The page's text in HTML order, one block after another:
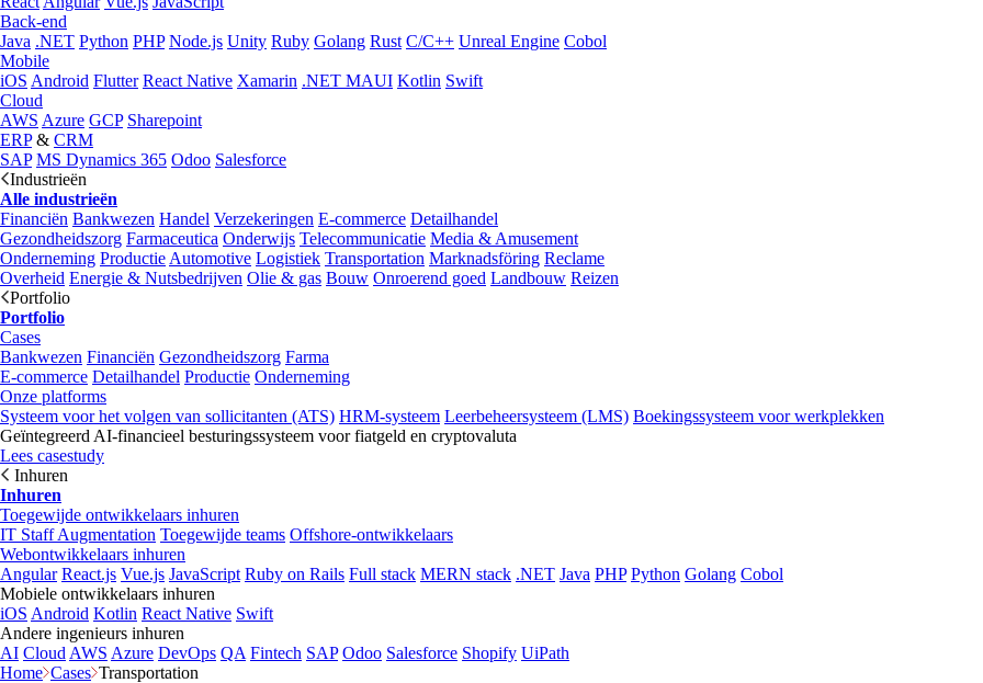
Back-end
Java .NET Python PHP Node.js Unity Ruby Golang Rust C/C++ Unreal Engine Cobol
Mobile
iOS Android Flutter React Native Xamarin .NET MAUI Kotlin Swift
Cloud
AWS Azure GCP Sharepoint
ERP& CRM
SAP MS Dynamics 365 Odoo Salesforce
Industrieën
Alle industrieën
Financiën Bankwezen Handel Verzekeringen E-commerce Detailhandel
Gezondheidszorg Farmaceutica Onderwijs Telecommunicatie Media & Amusement
Onderneming Productie Automotive Logistiek Transportation Marknadsföring Reclame
Overheid Energie & Nutsbedrijven Olie & gas Bouw Onroerend goed Landbouw Reizen
Portfolio
Portfolio
Cases
Bankwezen Financiën Gezondheidszorg Farma
E-commerce Detailhandel Productie Onderneming
Onze platforms
Systeem voor het volgen van sollicitanten (ATS) HRM-systeem Leerbeheersysteem (LMS) Boekingssysteem voor werkplekken
Geïntegreerd AI-financieel besturingssysteem voor fiatgeld en cryptovaluta
Lees casestudy
Inhuren
Inhuren
Toegewijde ontwikkelaars inhuren
IT Staff Augmentation Toegewijde teams Offshore-ontwikkelaars
Webontwikkelaars inhuren
Angular React.js Vue.js JavaScript Ruby on Rails Full stack MERN stack .NET Java PHP Python Golang Cobol
Mobiele ontwikkelaars inhuren
iOS Android Kotlin React Native Swift
Andere ingenieurs inhuren
AI Cloud AWS Azure DevOps QA Fintech SAP Odoo Salesforce Shopify UiPath
Home Cases Transportation